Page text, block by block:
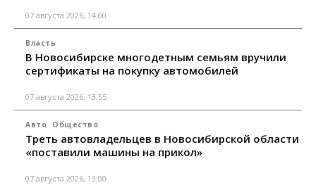
07 августа 2026, 14:00
Власть
В Новосибирске многодетным семьям вручили
сертификаты на покупку автомобилей
07 августа 2026, 13:55
Авто Общество
Треть автовладельцев в Новосибирской области
«поставили машины на прикол»
07 августа 2026, 13:00